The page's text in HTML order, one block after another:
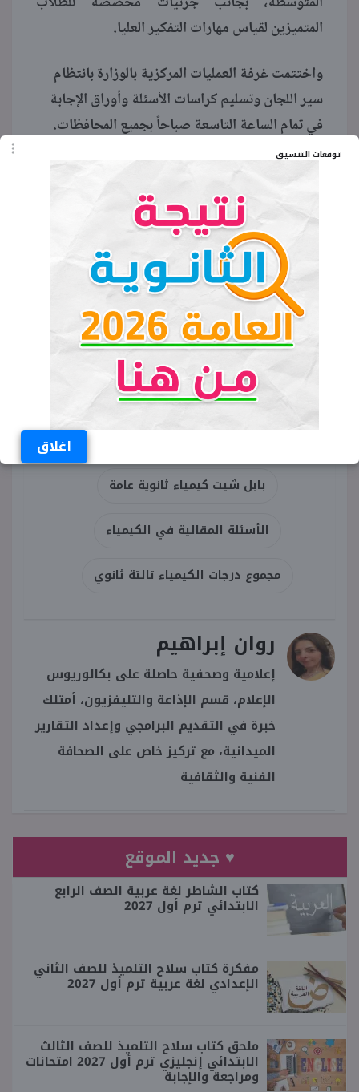
توقعات التنسيق
اغلاق
المتميزين لقياس مهارات التفكير العليا.
واختتمت غرفة العمليات المركزية بالوزارة بانتظام
سير اللجان وتسليم كراسات الأسئلة وأوراق الإجابة
في تمام الساعة التاسعة صباحاً بجميع المحافظات.
الفوري في أعمال رصد الدرجات عقب انتهاء
الامتحانات، مؤكدة تطبيق أعلى معايير الدقة
والشفافية لضمان حصول كل طالب على حقه الفعلي.
الكلمات المفتاحية
عدد اسئلة امتحان الكيمياء اليوم ثانوية عامة
2026
مواصفات امتحان الكيمياء تالتة ثانوي
بابل شيت كيمياء ثانوية عامة
الأسئلة المقالية في الكيمياء
مجموع درجات الكيمياء تالتة ثانوي
روان إبراهيم
إعلامية وصحفية حاصلة على بكالوريوس
الإعلام، قسم الإذاعة والتليفزيون، أمتلك
خبرة في التقديم البرامجي وإعداد التقارير
الميدانية، مع تركيز خاص على الصحافة
الفنية والثقافية
♥ جديد الموقع
كتاب الشاطر لغة عربية الصف الرابع
الابتدائي ترم أول 2027
مفكرة كتاب سلاح التلميذ للصف الثاني
الإعدادي لغة عربية ترم أول 2027
ملحق كتاب سلاح التلميذ للصف الثالث
الابتدائي إنجليزي ترم أول 2027 امتحانات
ومراجعة والإجابة